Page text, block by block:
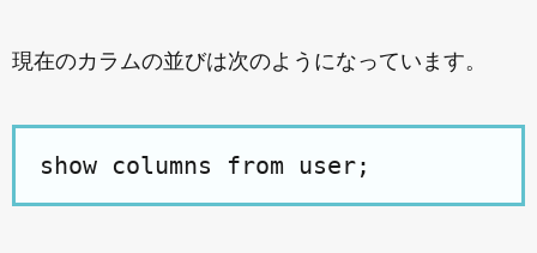
現在のカラムの並びは次のようになっています。
show columns from user;